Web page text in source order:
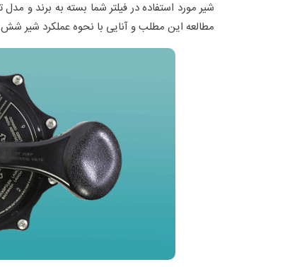
شیر مورد استفاده در فیلتر شما بسته به برند و
مطالعه این مطلب و آنایی با نحوه عملکرد شیر